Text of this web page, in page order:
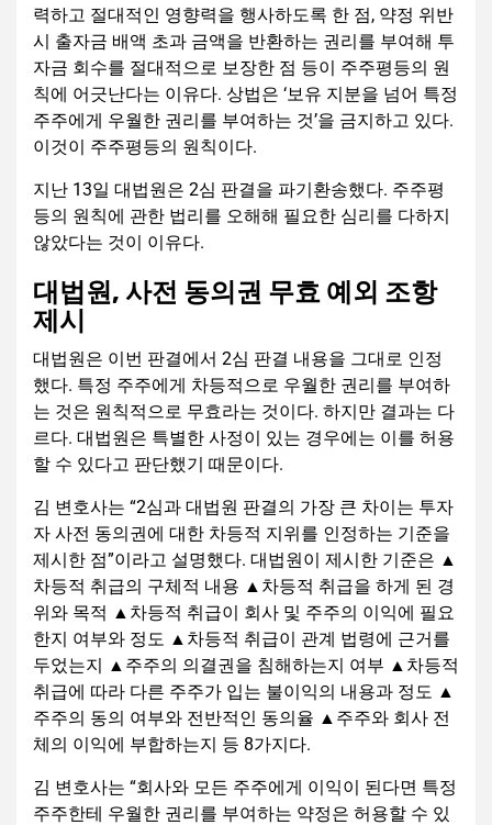
력하고 절대적인 영향력을 행사하도록 한 점, 약정 위반
시 출자금 배액 초과 금액을 반환하는 권리를 부여해 투
자금 회수를 절대적으로 보장한 점 등이 주주평등의 원
칙에 어긋난다는 이유다. 상법은 ‘보유 지분을 넘어 특정
주주에게 우월한 권리를 부여하는 것’을 금지하고 있다.
이것이 주주평등의 원칙이다.
지난 13일 대법원은 2심 판결을 파기환송했다. 주주평
등의 원칙에 관한 법리를 오해해 필요한 심리를 다하지
않았다는 것이 이유다.
대법원, 사전 동의권 무효 예외 조항
제시
대법원은 이번 판결에서 2심 판결 내용을 그대로 인정
했다. 특정 주주에게 차등적으로 우월한 권리를 부여하
는 것은 원칙적으로 무효라는 것이다. 하지만 결과는 다
르다. 대법원은 특별한 사정이 있는 경우에는 이를 허용
할 수 있다고 판단했기 때문이다.
김 변호사는 “2심과 대법원 판결의 가장 큰 차이는 투자
자 사전 동의권에 대한 차등적 지위를 인정하는 기준을
제시한 점”이라고 설명했다. 대법원이 제시한 기준은 ▲
차등적 취급의 구체적 내용 ▲차등적 취급을 하게 된 경
위와 목적 ▲차등적 취급이 회사 및 주주의 이익에 필요
한지 여부와 정도 ▲차등적 취급이 관계 법령에 근거를
두었는지 ▲주주의 의결권을 침해하는지 여부 ▲차등적
취급에 따라 다른 주주가 입는 불이익의 내용과 정도 ▲
주주의 동의 여부와 전반적인 동의율 ▲주주와 회사 전
체의 이익에 부합하는지 등 8가지다.
김 변호사는 “회사와 모든 주주에게 이익이 된다면 특정
주주한테 우월한 권리를 부여하는 약정은 허용할 수 있